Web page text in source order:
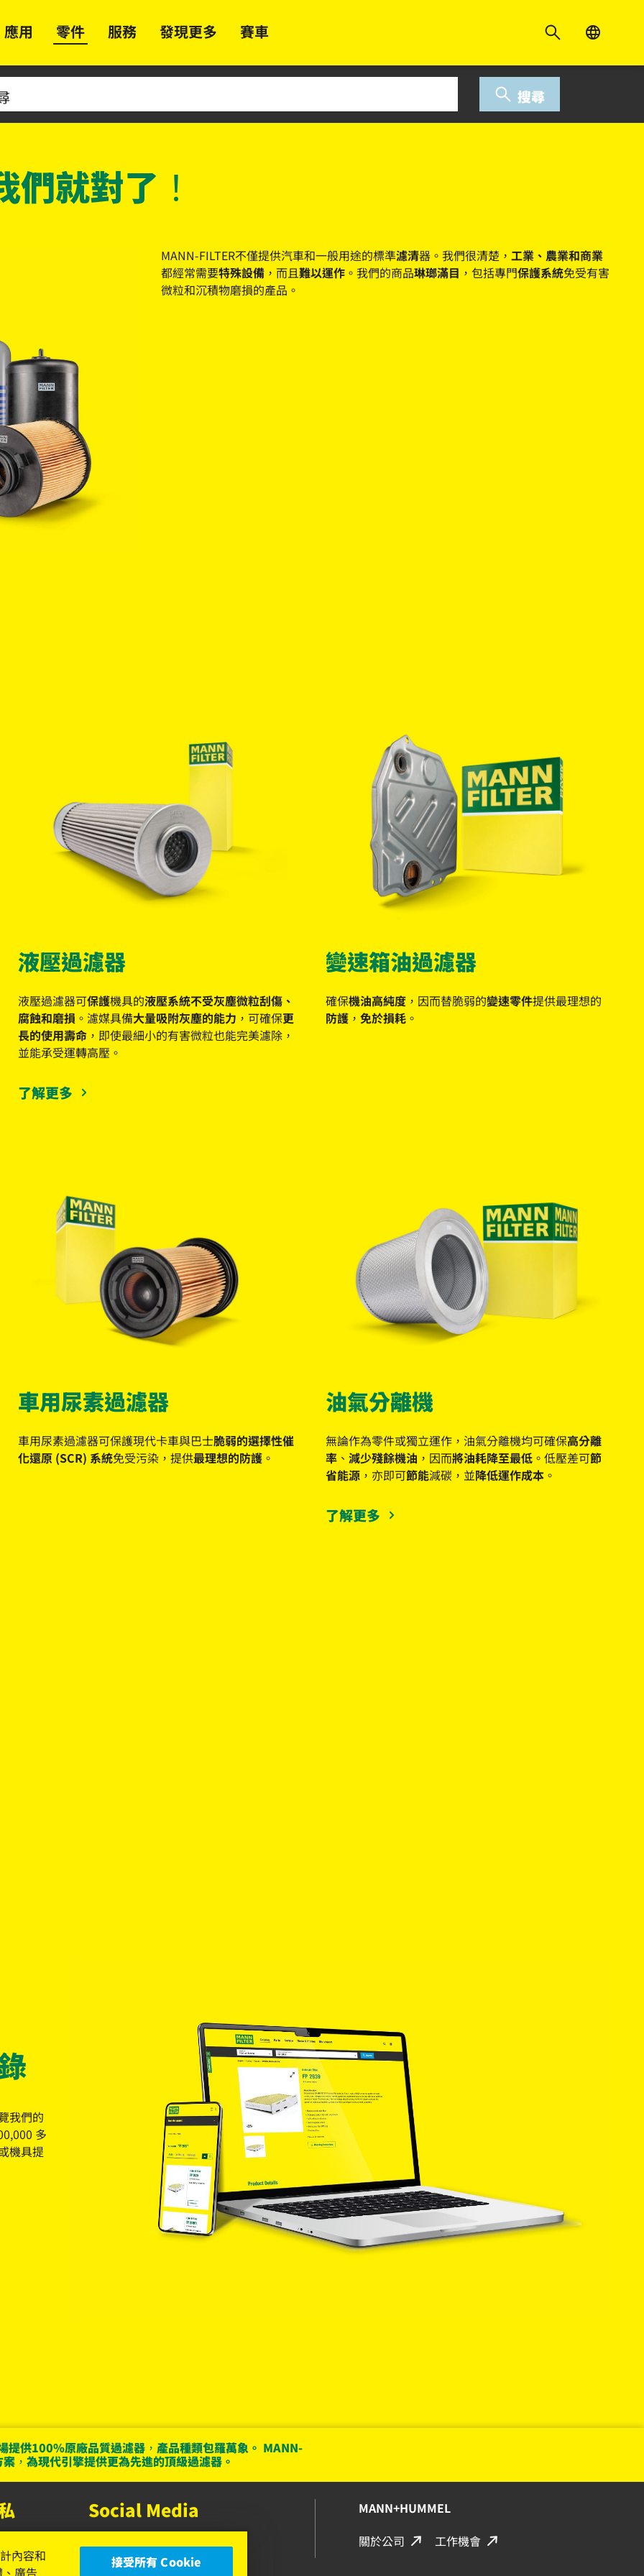
應用 零件 服務 發現更多 賽車
搜尋
就對了！
MANN-FILTER不僅提供汽車和一般用途的標準濾清器。我們很清楚， 工業、農業和商業
都經常需要特殊設備 ，而且難以運作 。我們的商品琳瑯滿目 ，包括專門保護系統免受有害
微粒和沉積物磨損的產品。
液壓過濾器
液壓過濾器可保護機具的液壓系統不受灰塵微粒刮傷、
腐蝕和磨損 。濾媒具備大量吸附灰塵的能力 ，可確保更
長的使用壽命 ，即使最細小的有害微粒也能完美濾除，
並能承受運轉高壓。
了解更多
變速箱油過濾器
確保機油高純度 ，因而替脆弱的變速零件提供最理想的
防護 ， 免於損耗 。
車用尿素過濾器
車用尿素過濾器可保護現代卡車與巴士脆弱的選擇性催
化還原 (SCR) 系統免受污染，提供最理想的防護 。
油氣分離機
無論作為零件或獨立運作，油氣分離機均可確保高分離
率 、 減少殘餘機油 ，因而將油耗降至最低 。低壓差可節
省能源 ，亦即可節能減碳，並降低運作成本 。
了解更多
我們的
多
機具提
提供100%原廠品質過濾器，產品種類包羅萬象。 MANN-
，為現代引擎提供更為先進的頂級過濾器。
Social Media
Instagram
MANN+HUMMEL
關於公司
工作機會
內容和
廣告
接受所有 Cookie